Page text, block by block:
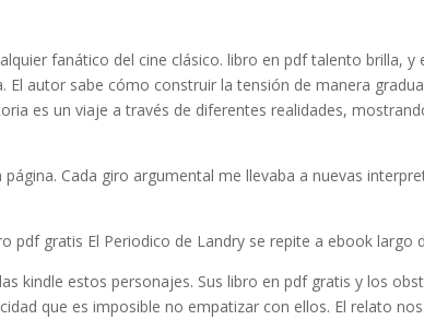
fanático del cine clásico. libro en pdf talento brilla, y
autor sabe cómo construir la tensión de manera
es un viaje a través de diferentes realidades,
Cada giro argumental me llevaba a nuevas
pdf gratis El Periodico de Landry se repite a ebook largo
kindle estos personajes. Sus libro en pdf gratis y los
que es imposible no empatizar con ellos. El relato